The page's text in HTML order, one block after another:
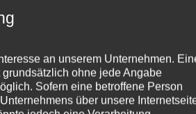
an unserem Unternehmen.
ohne jede Angabe
Sofern eine betroffene Person
über unsere